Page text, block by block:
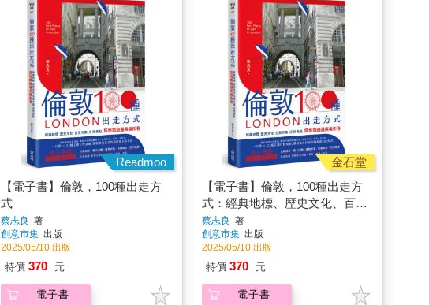
Readmoo
【電子書】倫敦，100種出走方
式
蔡志良 著
創意市集 出版
2025/05/10 出版
特價 370 元
電子書
金石堂
【電子書】倫敦，100種出走方
式：經典地標、歷史文化、百貨
市集、近郊景點，搭地鐵遊遍英
倫街巷
蔡志良 著
創意市集 出版
2025/05/10 出版
特價 370 元
電子書